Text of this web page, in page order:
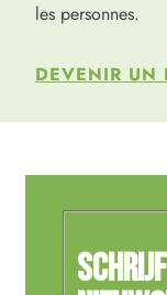
les personnes.
DEVENIR UN